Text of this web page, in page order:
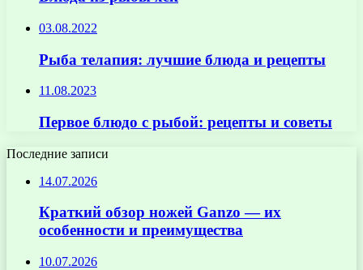
03.08.2022
Рыба телапия: лучшие блюда и рецепты
11.08.2023
Первое блюдо с рыбой: рецепты и советы
Последние записи
14.07.2026
Краткий обзор ножей Ganzo — их
особенности и преимущества
10.07.2026